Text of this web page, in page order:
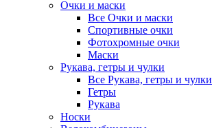
Очки и маски
Все Очки и маски
Спортивные очки
Фотохромные очки
Маски
Рукава, гетры и чулки
Все Рукава, гетры и чулки
Гетры
Рукава
Носки